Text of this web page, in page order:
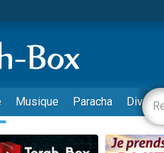
aux Orphelins
dans un appartement insalubre
Musique Paracha